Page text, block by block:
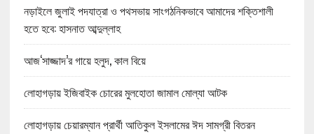
নড়াইলে জুলাই পদযাত্রা ও পথসভায় সাংগঠনিকভাবে আমাদের শক্তিশালী
হতে হবে: হাসনাত আব্দুল্লাহ
আজ‘সাজ্জাদ’র গায়ে হলুদ, কাল বিয়ে
লোহাগড়ায় ইজিবাইক চোরের মুলহোতা জামাল মোল্যা আটক
লোহাগড়ায় চেয়ারম্যান প্রার্থী আতিকুল ইসলামের ঈদ সামগ্রী বিতরন